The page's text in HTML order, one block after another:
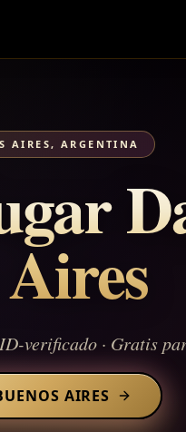
AIRES, ARGENTINA
verificado · Gratis
AIRES